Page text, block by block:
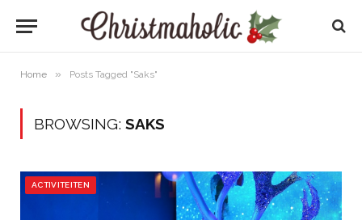
Home » Posts Tagged "Saks"
BROWSING: SAKS
ACTIVITEITEN